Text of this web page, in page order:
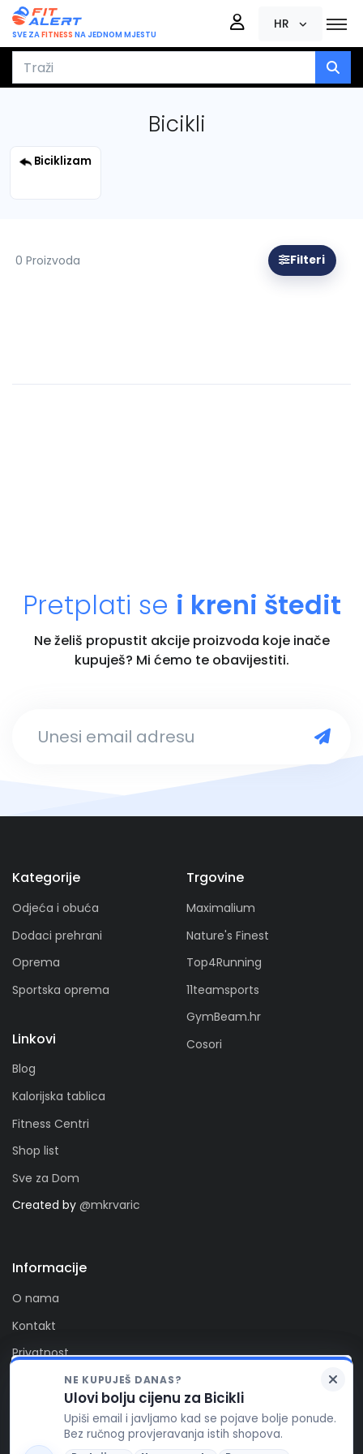
SVE ZAFITNESS NA JEDNOM MJESTU
HR
Bicikli
Biciklizam
0 Proizvoda Filteri
NE KUPUJEŠ DANAS?
Ulovi bolju cijenu za Bicikli
Upiši email i javljamo kad se pojave bolje ponude.
Bez ručnog provjeravanja istih shopova.
Pretplati se i kreni štedit
Ne želiš propustit akcije proizvoda koje inače
kupuješ? Mi ćemo te obavijestiti.
Kategorije
Odjeća i obuća
Dodaci prehrani
Oprema
Sportska oprema
Linkovi
Blog
Kalorijska tablica
Fitness Centri
Shop list
Sve za Dom
Created by @mkrvaric
Trgovine
Maximalium
Nature's Finest
Top4Running
11teamsports
GymBeam.hr
Cosori
Informacije
O nama
Kontakt
Privatnost
Zaprati nas
Kolačići
FitAlert poštuje vašu privatnost. Ova stranica koristi
kolačiće za funkcionalnost stranice, te za pružanje
boljeg korisničkog iskustva, prikaza reklamnog